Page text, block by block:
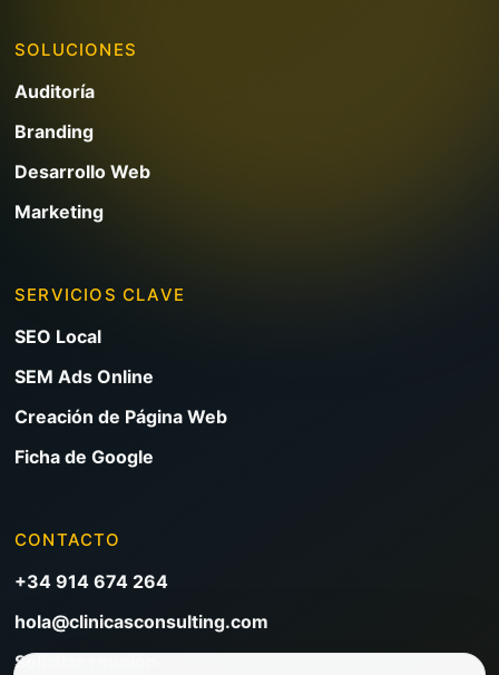
SOLUCIONES
Auditoría
Branding
Desarrollo Web
Marketing
SERVICIOS CLAVE
SEO Local
SEM Ads Online
Creación de Página Web
Ficha de Google
CONTACTO
+34 914 674 264
hola@clinicasconsulting.com
Solicitar reunión